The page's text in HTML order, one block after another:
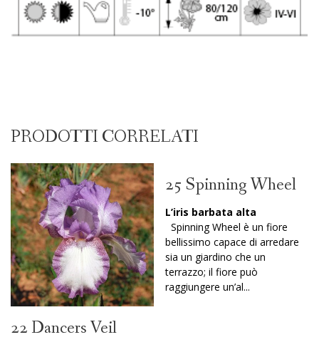
PRODOTTI CORRELATI
22 Dancers Veil
25 Spinning Wheel
L’iris barbata alta
Spinning Wheel è un fiore
bellissimo capace di arredare
sia un giardino che un
terrazzo; il fiore può
raggiungere un’al...